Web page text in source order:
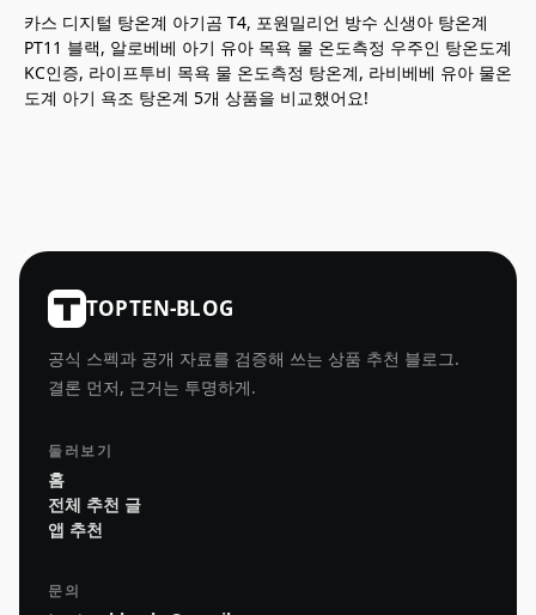
카스 디지털 탕온계 아기곰 T4, 포원밀리언 방수 신생아 탕온계
PT11 블랙, 알로베베 아기 유아 목욕 물 온도측정 우주인 탕온도계
KC인증, 라이프투비 목욕 물 온도측정 탕온계, 라비베베 유아 물온
도계 아기 욕조 탕온계 5개 상품을 비교했어요!
TOPTEN-BLOG
공식 스펙과 공개 자료를 검증해 쓰는 상품 추천 블로그.
결론 먼저, 근거는 투명하게.
둘러보기
홈
전체 추천 글
앱 추천
문의